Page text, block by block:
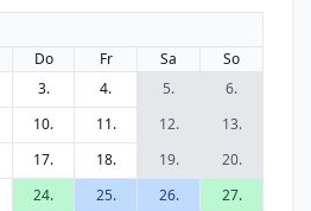
Do Fr Sa
So
3. 4. 5.
6.
10. 11. 12.
13.
17. 18. 19.
20.
24. 25. 26.
27.